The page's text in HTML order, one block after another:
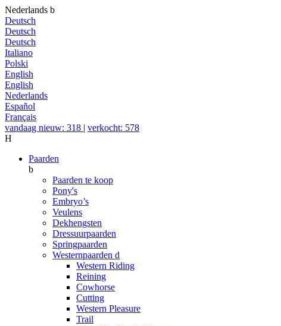
Nederlands b
Deutsch
Deutsch
Deutsch
Italiano
Polski
English
English
Nederlands
Español
Français
vandaag nieuw: 318 | verkocht: 578
H
Paarden
b
Paarden te koop
Pony's
Embryo’s
Veulens
Dekhengsten
Dressuurpaarden
Springpaarden
Westernpaarden d
Western Riding
Reining
Cowhorse
Cutting
Western Pleasure
Trail